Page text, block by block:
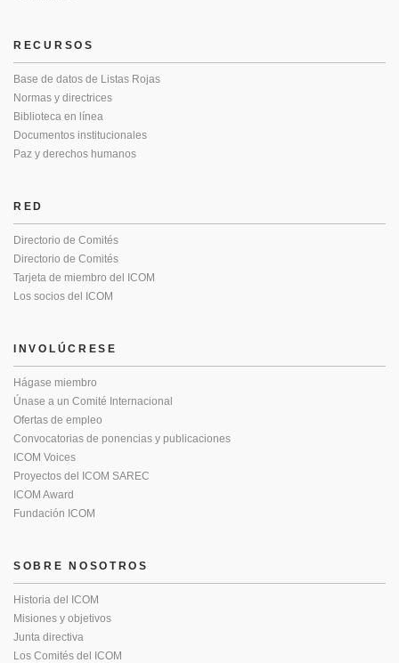
RECURSOS
Base de datos de Listas Rojas
Normas y directrices
Biblioteca en línea
Documentos institucionales
Paz y derechos humanos
RED
Directorio de Comités
Directorio de Comités
Tarjeta de miembro del ICOM
Los socios del ICOM
INVOLÚCRESE
Hágase miembro
Únase a un Comité Internacional
Ofertas de empleo
Convocatorias de ponencias y publicaciones
ICOM Voices
Proyectos del ICOM SAREC
ICOM Award
Fundación ICOM
SOBRE NOSOTROS
Historia del ICOM
Misiones y objetivos
Junta directiva
Los Comités del ICOM